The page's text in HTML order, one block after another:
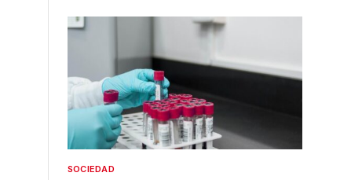
SOCIEDAD